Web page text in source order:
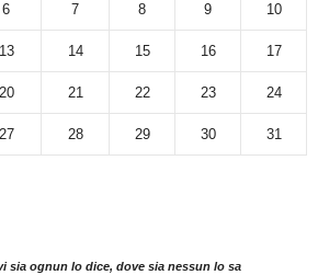
6 7 8 9 10
13 14 15 16 17
20 21 22 23 24
27 28 29 30
31
sia ognun lo dice, dove sia nessun lo sa